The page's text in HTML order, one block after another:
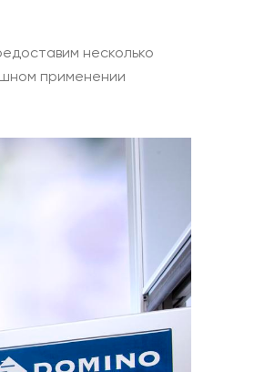
несколько
применении